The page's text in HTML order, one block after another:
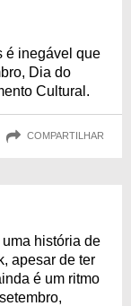
é inegável que
Dia do
Cultural.
COMPARTILHAR
história de
apesar de ter
é um ritmo